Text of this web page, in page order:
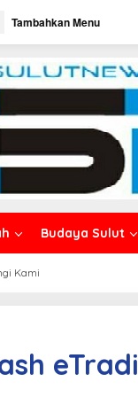
Tambahkan Menu
Budaya Sulut
Kami